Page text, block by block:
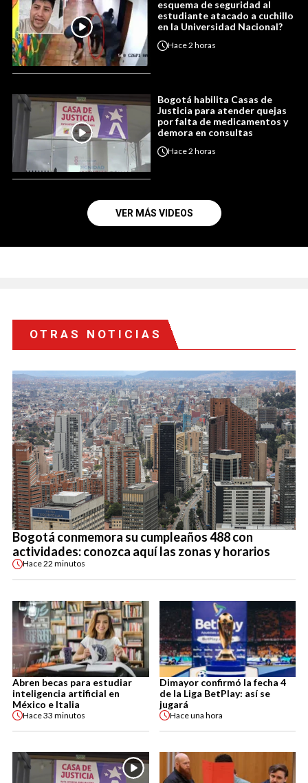
esquema de seguridad al
estudiante atacado a cuchillo
en la Universidad Nacional?
Hace2 horas
Bogotá habilita Casas de
Justicia para atender quejas
por falta de medicamentos y
demora en consultas
Hace2 horas
VER MÁS VIDEOS
OTRAS NOTICIAS
Bogotá conmemora su cumpleaños 488 con
actividades: conozca aquí las zonas y horarios
Hace22 minutos
Abren becas para estudiar
inteligencia artificial en
México e Italia
Hace33 minutos
Dimayor confirmó la fecha 4
de la Liga BetPlay: así se
jugará
Haceuna hora